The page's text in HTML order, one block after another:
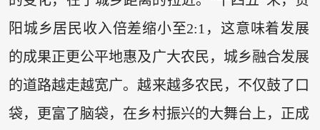
阳城乡居民收入倍差缩小至2:1，这意味着发展
的成果正更公平地惠及广大农民，城乡融合发展
的道路越走越宽广。越来越多农民，不仅鼓了口
袋，更富了脑袋，在乡村振兴的大舞台上，正成